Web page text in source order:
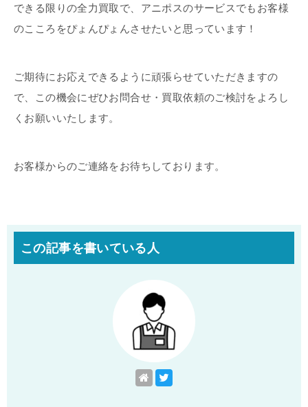
できる限りの全力買取で、アニポスのサービスでもお客様
のこころをぴょんぴょんさせたいと思っています！
ご期待にお応えできるように頑張らせていただきますの
で、この機会にぜひお問合せ・買取依頼のご検討をよろし
くお願いいたします。
お客様からのご連絡をお待ちしております。
この記事を書いている人